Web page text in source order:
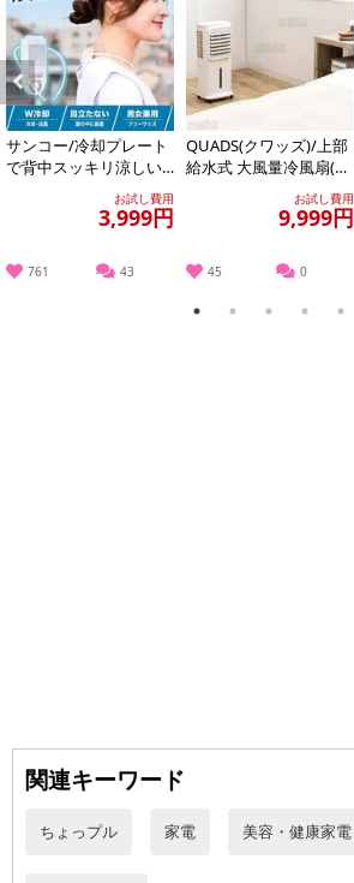
Previous
サンコー/冷却プレート
で背中スッキリ涼しい
「セナクール」 (冷却プ
レート&送風の...
お試し費用
3,999円
761 43
QUADS(クワッズ)/上部
給水式 大風量冷風扇(リ
モコン/保冷材/キャスタ
お試し費用
9,999円
45 0
1 2 3 4 5
関連キーワード
ちょっプル 家電 美容・健康家電